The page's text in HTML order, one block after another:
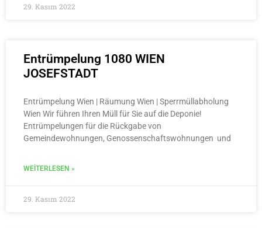
29. Kasım 2022
Entrümpelung 1080 WIEN
JOSEFSTADT
Entrümpelung Wien | Räumung Wien | Sperrmüllabholung
Wien Wir führen Ihren Müll für Sie auf die Deponie!
Entrümpelungen für die Rückgabe von
Gemeindewohnungen, Genossenschaftswohnungen und
WEITERLESEN »
29. Kasım 2022